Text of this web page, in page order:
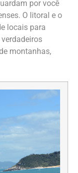
por você
O litoral e o
locais para
montanhas,